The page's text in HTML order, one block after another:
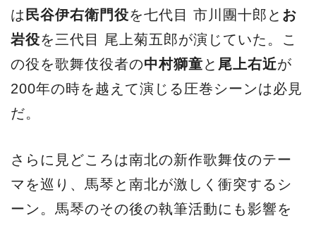
は 民谷伊右衛門役を七代目 市川團十郎と お
岩役を三代目 尾上菊五郎が演じていた。こ
の役を歌舞伎役者の中村獅童と 尾上右近が
200年の時を越えて演じる圧巻シーンは必見
だ。
さらに見どころは南北の新作歌舞伎のテー
マを巡り、馬琴と南北が激しく衝突するシ
ーン。馬琴のその後の執筆活動にも影響を